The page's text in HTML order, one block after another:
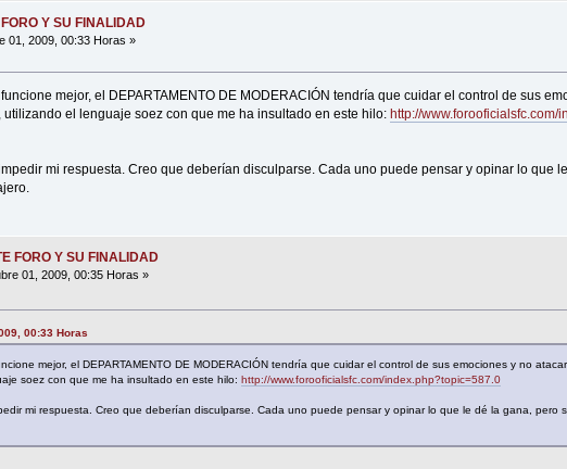
Y SU FINALIDAD
01, 2009, 00:33 Horas »
mejor, el DEPARTAMENTO DE MODERACIÓN tendría que cuidar el control de sus
el lenguaje soez con que me ha insultado en este hilo: http://www.forooficialsfc.com/
mi respuesta. Creo que deberían disculparse. Cada uno puede pensar y opinar lo que
FORO Y SU FINALIDAD
01, 2009, 00:35 Horas »
00:33 Horas
mejor, el DEPARTAMENTO DE MODERACIÓN tendría que cuidar el control de sus emociones y no
soez con que me ha insultado en este hilo: http://www.forooficialsfc.com/index.php?topic=587.0
mi respuesta. Creo que deberían disculparse. Cada uno puede pensar y opinar lo que le dé la gana, pero